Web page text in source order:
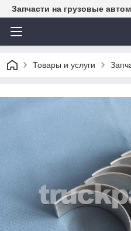
Запчасти на грузовые
Товары и услуги